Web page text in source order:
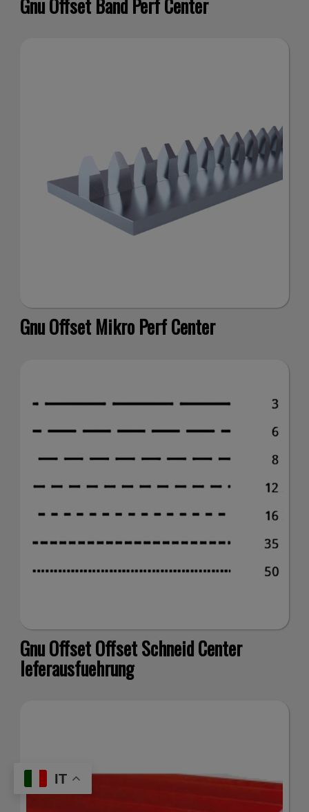
IT
Gnu Offset Mikro Perf Center
Gnu Offset Offset Schneid Center
Ieferausfuehrung